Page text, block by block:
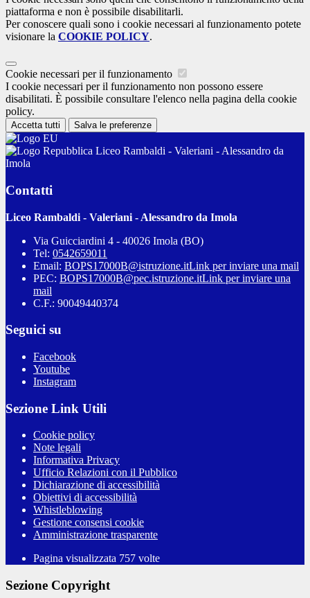
piattaforma e non è possibile disabilitarli.
Per conoscere quali sono i cookie necessari al funzionamento potete
visionare la COOKIE POLICY.
Cookie necessari per il funzionamento
I cookie necessari per il funzionamento non possono essere
disabilitati. È possibile consultare l'elenco nella pagina della cookie
policy.
Accetta tutti Salva le preferenze
Liceo Rambaldi - Valeriani - Alessandro da
Imola
Contatti
Liceo Rambaldi - Valeriani - Alessandro da Imola
Via Guicciardini 4 - 40026 Imola (BO)
Tel: 0542659011
Email: BOPS17000B@istruzione.itLink per inviare una mail
PEC: BOPS17000B@pec.istruzione.itLink per inviare una
mail
C.F.: 90049440374
Seguici su
Facebook
Youtube
Instagram
Sezione Link Utili
Cookie policy
Note legali
Informativa Privacy
Ufficio Relazioni con il Pubblico
Dichiarazione di accessibilità
Obiettivi di accessibilità
Whistleblowing
Gestione consensi cookie
Amministrazione trasparente
Pagina visualizzata 757 volte
Sezione Copyright